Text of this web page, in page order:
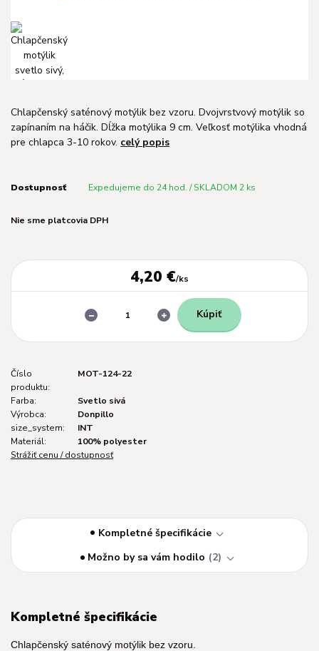
Chlapčenský saténový motýlik bez vzoru. Dvojvrstvový motýlik so
zapínaním na háčik. Dĺžka motýlika 9 cm. Veľkosť motýlika vhodná
pre chlapca 3-10 rokov. celý popis
Dostupnosť Expedujeme do 24 hod. / SKLADOM 2 ks
Nie sme platcovia DPH
4,20 €/ks
Kúpiť
Číslo
produktu:
MOT-124-22
Farba:
Svetlo sivá
Výrobca:
Donpillo
size_system:
INT
Materiál:
100% polyester
Strážiť cenu / dostupnosť
Kompletné špecifikácie
Možno by sa vám hodilo
2
Kompletné špecifikácie
Chlapčenský saténový motýlik bez vzoru.